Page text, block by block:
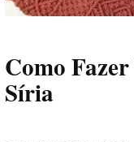
Como
Síria